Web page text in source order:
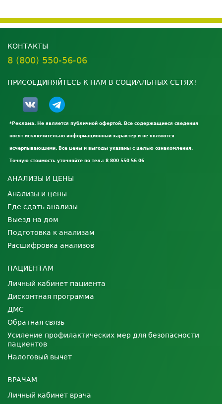
КОНТАКТЫ
8 (800) 550-56-06
ПРИСОЕДИНЯЙТЕСЬ К НАМ В СОЦИАЛЬНЫХ СЕТЯХ!
*Реклама. Не является публичной офертой. Все содержащиеся сведения
носят исключительно информационный характер и не являются
исчерпывающими. Все цены и выгоды указаны с целью ознакомления.
Точную стоимость уточняйте по тел.: 8 800 550 56 06
АНАЛИЗЫ И ЦЕНЫ
Анализы и цены
Где сдать анализы
Выезд на дом
Подготовка к анализам
Расшифровка анализов
ПАЦИЕНТАМ
Личный кабинет пациента
Дисконтная программа
ДМС
Обратная связь
Усиление профилактических мер для безопасности
пациентов
Налоговый вычет
ВРАЧАМ
Личный кабинет врача